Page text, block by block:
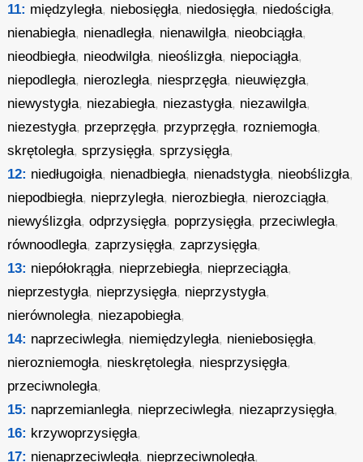
11: międzyległa, niebosięgła, niedosięgła, niedościgła,
nienabiegła, nienadległa, nienawilgła, nieobciągła,
nieodbiegła, nieodwilgła, nieoślizgła, niepociągła,
niepodległa, nierozległa, niesprzęgła, nieuwięzgła,
niewystygła, niezabiegła, niezastygła, niezawilgła,
niezestygła, przeprzęgła, przyprzęgła, rozniemogła,
skrętoległa,sprzysięgła,sprzysięgła,
12: niedługoigła, nienadbiegła, nienadstygła, nieobślizgła,
niepodbiegła, nieprzyległa, nierozbiegła, nierozciągła,
niewyślizgła,odprzysięgła, poprzysięgła, przeciwległa,
równoodległa,zaprzysięgła,zaprzysięgła,
13: niepółokrągła, nieprzebiegła, nieprzeciągła,
nieprzestygła, nieprzysięgła, nieprzystygła,
nierównoległa, niezapobiegła,
14: naprzeciwległa, niemiędzyległa, nieniebosięgła,
nierozniemogła, nieskrętoległa, niesprzysięgła,
przeciwnoległa,
15: naprzemianległa, nieprzeciwległa, niezaprzysięgła,
16: krzywoprzysięgła,
17: nienaprzeciwległa, nieprzeciwnoległa,